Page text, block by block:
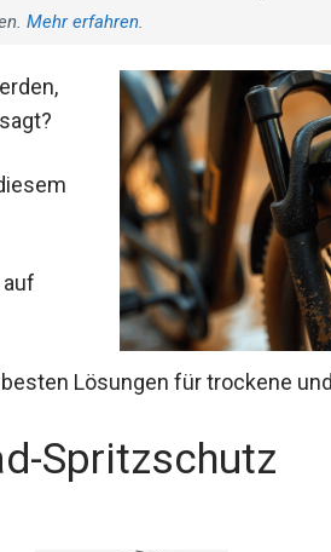
Mehr erfahren.
Lösungen für trockene
Spritzschutz